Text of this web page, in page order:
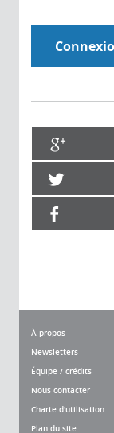
À propos
Newsletters
Équipe / crédits
Nous contacter
Charte d'utilisation
Plan du site